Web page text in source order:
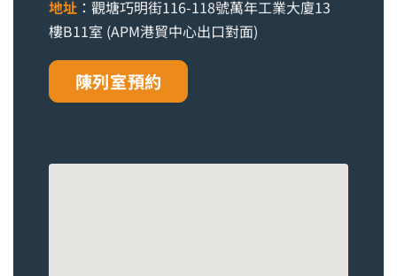
地址 ：觀塘巧明街116-118號萬年工業大廈13
樓B11室 (APM港貿中心出口對面)
陳列室預約